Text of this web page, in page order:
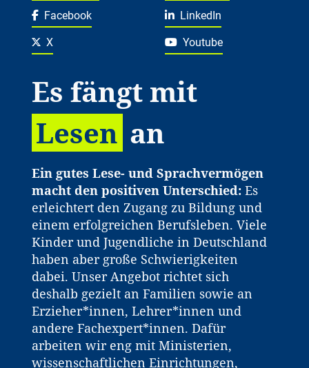
Facebook LinkedIn
X Youtube
Es fängt mit
Lesen an
Ein gutes Lese- und Sprachvermögen
macht den positiven Unterschied: Es
erleichtert den Zugang zu Bildung und
einem erfolgreichen Berufsleben. Viele
Kinder und Jugendliche in Deutschland
haben aber große Schwierigkeiten
dabei. Unser Angebot richtet sich
deshalb gezielt an Familien sowie an
Erzieher*innen, Lehrer*innen und
andere Fachexpert*innen. Dafür
arbeiten wir eng mit Ministerien,
wissenschaftlichen Einrichtungen,